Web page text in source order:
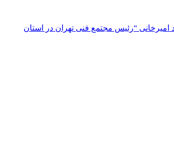
امیرخانی “رئیس مجتمع فنی تهران در استان